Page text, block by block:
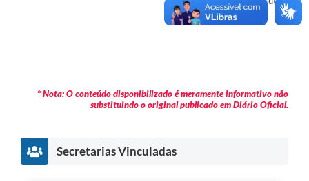
* Nota: O conteúdo disponibilizado é meramente informativo não
substituindo o original publicado em Diário Oficial.
Secretarias Vinculadas